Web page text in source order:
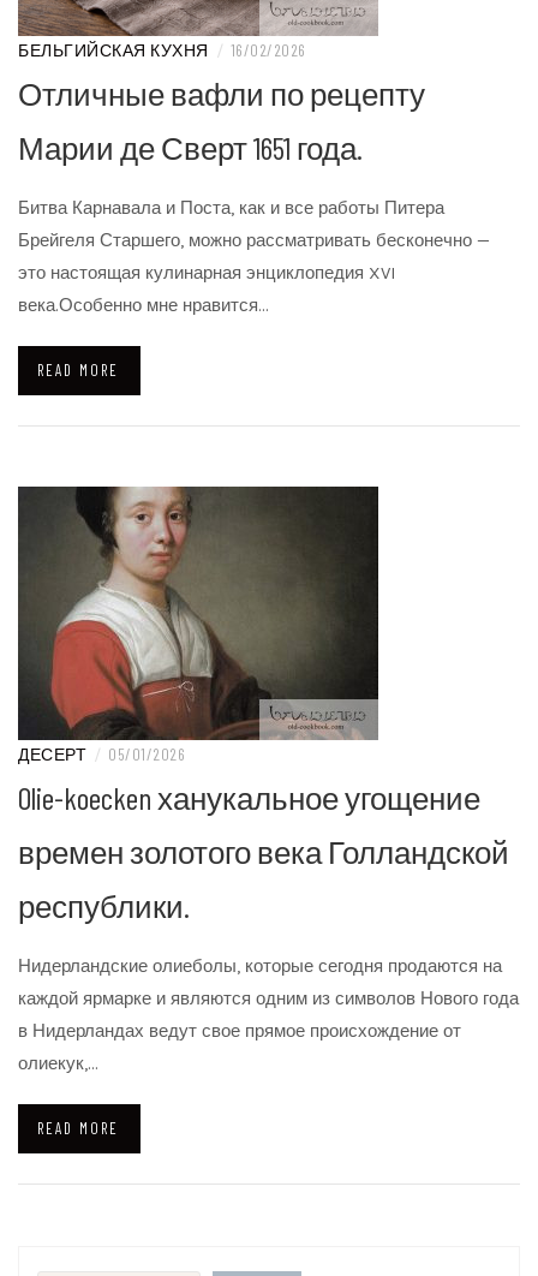
БЕЛЬГИЙСКАЯ КУХНЯ / 16/02/2026
Отличные вафли по рецепту
Марии де Сверт 1651 года.
Битва Карнавала и Поста, как и все работы Питера
Брейгеля Старшего, можно рассматривать бесконечно —
это настоящая кулинарная энциклопедия XVI
века.Особенно мне нравится…
READ MORE
ДЕСЕРТ / 05/01/2026
Olie-koecken ханукальное угощение
времен золотого века Голландской
республики.
Нидерландские олиеболы, которые сегодня продаются на
каждой ярмарке и являются одним из символов Нового года
в Нидерландах ведут свое прямое происхождение от
олиекук,…
READ MORE